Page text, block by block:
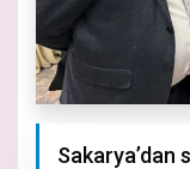
Sakarya’dan